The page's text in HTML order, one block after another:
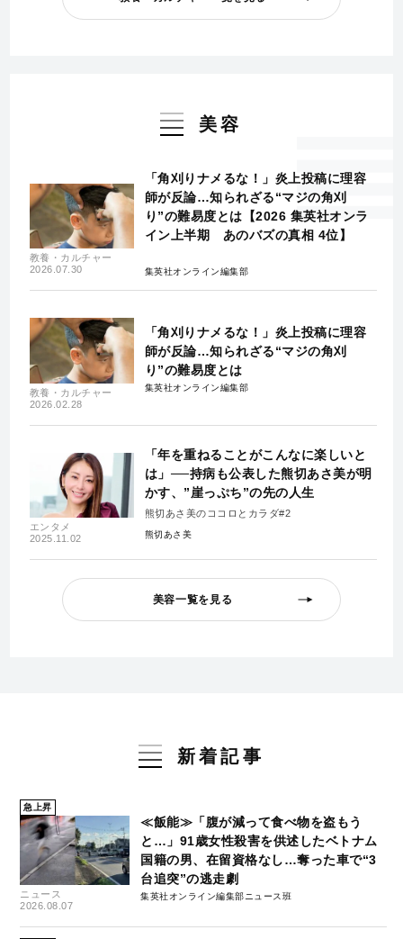
美容
教養・カルチャー
2026.07.30
「角刈りナメるな！」炎上投稿に理容
師が反論…知られざる“マジの角刈
り”の難易度とは【2026 集英社オンラ
イン上半期 あのバズの真相 4位】
集英社オンライン編集部
教養・カルチャー
2026.02.28
「角刈りナメるな！」炎上投稿に理容
師が反論…知られざる“マジの角刈
り”の難易度とは
集英社オンライン編集部
エンタメ
2025.11.02
「年を重ねることがこんなに楽しいと
は」──持病も公表した熊切あさ美が明
かす、”崖っぷち”の先の人生
熊切あさ美のココロとカラダ#2
熊切あさ美
美容一覧を見る
新着記事
急上昇
ニュース
2026.08.07
≪飯能≫「腹が減って食べ物を盗もう
と…」91歳女性殺害を供述したベトナム
国籍の男、在留資格なし…奪った車で“3
台追突”の逃走劇
集英社オンライン編集部ニュース班